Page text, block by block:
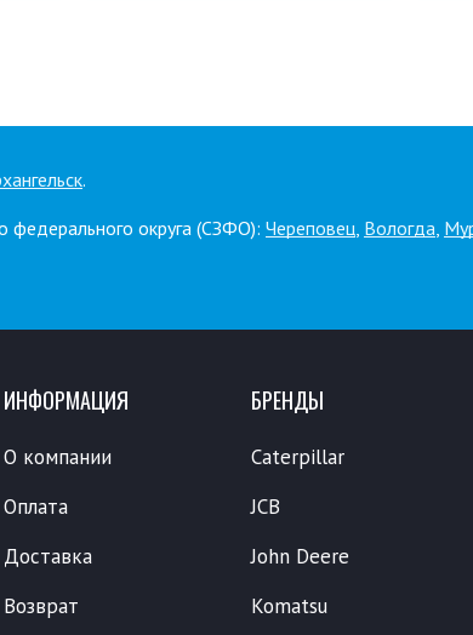
.
федерального округа (СЗФО): Череповец, Вологда,
ИНФОРМАЦИЯ
О компании
Оплата
Доставка
Возврат
БРЕНДЫ
Caterpillar
JCB
John Deere
Komatsu